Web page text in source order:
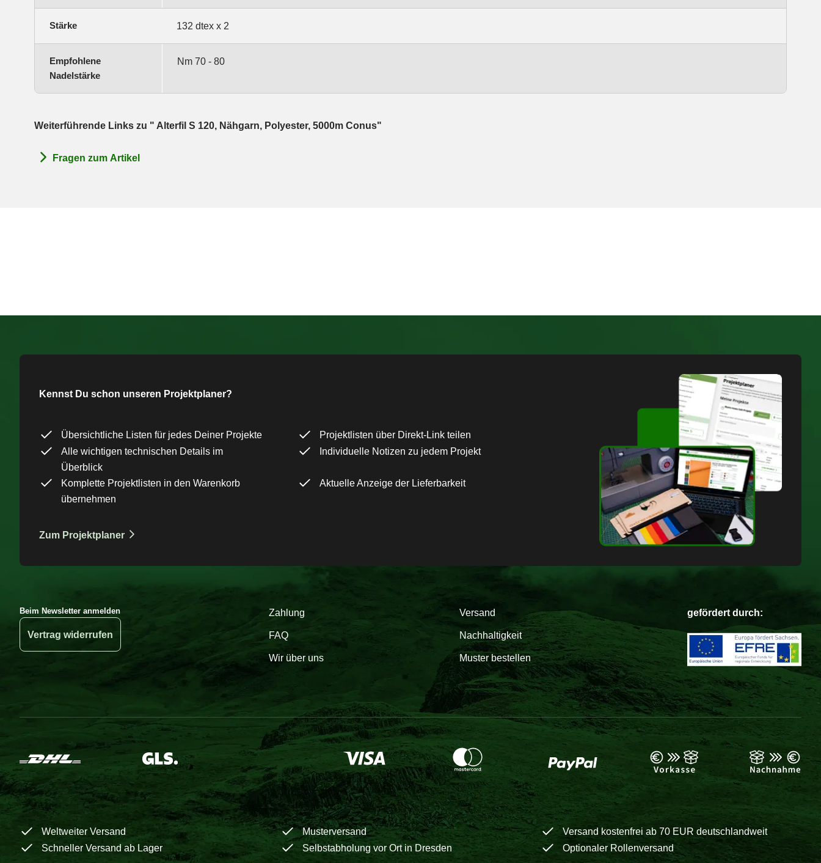
Stärke 132 dtex x 2
Empfohlene
Nadelstärke
Nm 70 - 80
Weiterführende Links zu " Alterfil S 120, Nähgarn, Polyester, 5000m Conus"
Fragen zum Artikel
Kennst Du schon unseren Projektplaner?
Übersichtliche Listen für jedes Deiner Projekte
Projektlisten über Direkt-Link teilen
Alle wichtigen technischen Details im
Überblick
Individuelle Notizen zu jedem Projekt
Komplette Projektlisten in den Warenkorb
übernehmen
Aktuelle Anzeige der Lieferbarkeit
Zum Projektplaner
Beim Newsletter anmelden
Vertrag widerrufen
Zahlung Versand
FAQ Nachhaltigkeit
Wir über uns Muster bestellen
gefördert durch:
Weltweiter Versand Musterversand
Versand kostenfrei ab 70 EUR deutschlandweit
Schneller Versand ab Lager
Selbstabholung vor Ort in Dresden Optionaler Rollenversand